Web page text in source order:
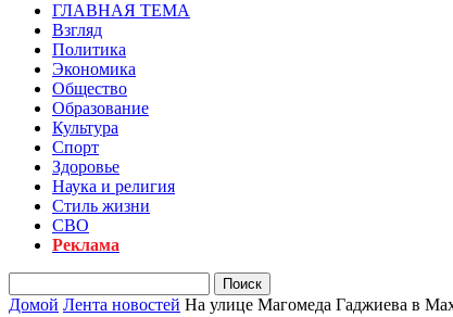
ГЛАВНАЯ ТЕМА
Взгляд
Политика
Экономика
Общество
Образование
Культура
Спорт
Здоровье
Наука и религия
Стиль жизни
СВО
Реклама
Домой Лента новостей На улице Магомеда Гаджиева в